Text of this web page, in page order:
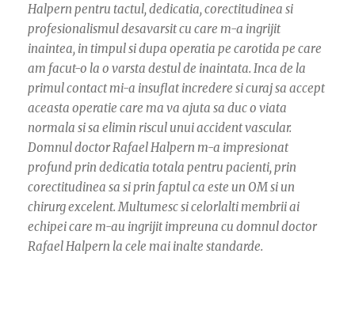
Halpern pentru tactul, dedicatia, corectitudinea si
profesionalismul desavarsit cu care m-a ingrijit
inaintea, in timpul si dupa operatia pe carotida pe care
am facut-o la o varsta destul de inaintata. Inca de la
primul contact mi-a insuflat incredere si curaj sa accept
aceasta operatie care ma va ajuta sa duc o viata
normala si sa elimin riscul unui accident vascular.
Domnul doctor Rafael Halpern m-a impresionat
profund prin dedicatia totala pentru pacienti, prin
corectitudinea sa si prin faptul ca este un OM si un
chirurg excelent. Multumesc si celorlalti membrii ai
echipei care m-au ingrijit impreuna cu domnul doctor
Rafael Halpern la cele mai inalte standarde.